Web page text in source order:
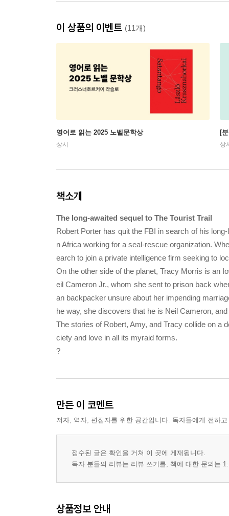
이 상품의 이벤트 (11개)
영어로 읽는 2025 노벨문학상
상시
[
상
책소개
The long-awaited sequel to The Tourist Trail
Robert Porter has quit the FBI in search of his
n Africa working for a seal-rescue organization.
earch to join a private intelligence firm seeking to
On the other side of the planet, Tracy Morris is an
eil Cameron Jr., whom she sent to prison back
an backpacker unsure about her impending
he way, she discovers that he is Neil Cameron,
The stories of Robert, Amy, and Tracy collide on a
ciety and love in all its myraid forms.
?
만든 이 코멘트
저자, 역자, 편집자를 위한 공간입니다. 독자들에게 전하
접수된 글은 확인을 거쳐 이 곳에 게재됩니다.
독자 분들의 리뷰는 리뷰 쓰기를, 책에 대한 문의는
상품정보 안내